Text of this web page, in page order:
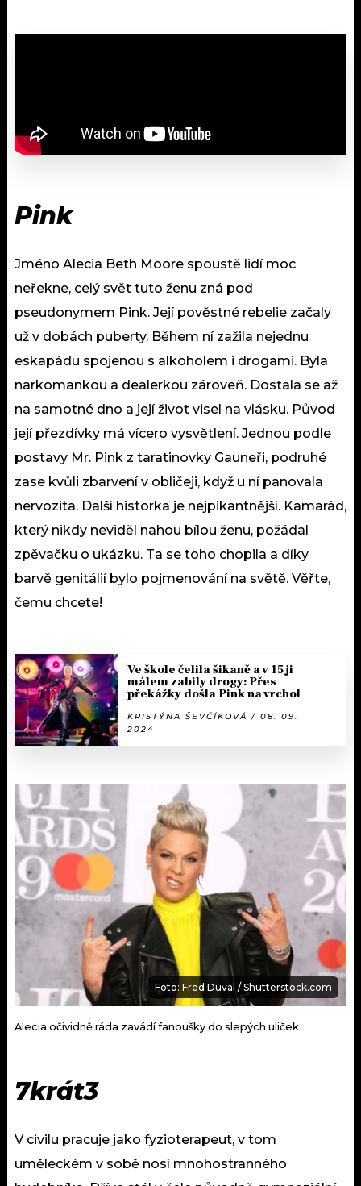
Pink
Jméno Alecia Beth Moore spoustě lidí moc
neřekne, celý svět tuto ženu zná pod
pseudonymem Pink. Její pověstné rebelie začaly
už v dobách puberty. Během ní zažila nejednu
eskapádu spojenou s alkoholem i drogami. Byla
narkomankou a dealerkou zároveň. Dostala se až
na samotné dno a její život visel na vlásku. Původ
její přezdívky má vícero vysvětlení. Jednou podle
postavy Mr. Pink z taratinovky Gauneři, podruhé
zase kvůli zbarvení v obličeji, když u ní panovala
nervozita. Další historka je nejpikantnější. Kamarád,
který nikdy neviděl nahou bílou ženu, požádal
zpěvačku o ukázku. Ta se toho chopila a díky
barvě genitálií bylo pojmenování na světě. Věřte,
čemu chcete!
Ve škole čelila šikaně a v 15 ji
málem zabily drogy: Přes
překážky došla Pink na vrchol
KRISTÝNA ŠEVČÍKOVÁ / 08. 09.
2024
Foto: Fred Duval / Shutterstock.com
Alecia očividně ráda zavádí fanoušky do slepých uliček
7krát3
V civilu pracuje jako fyzioterapeut, v tom
uměleckém v sobě nosí mnohostranného